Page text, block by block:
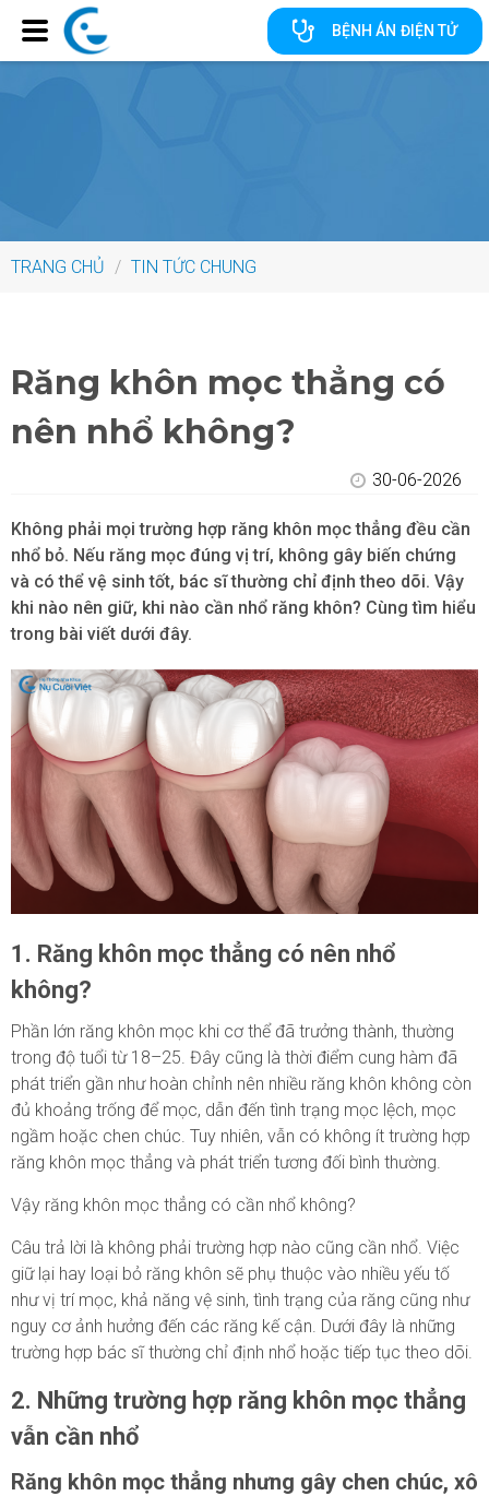
BỆNH ÁN ĐIỆN TỬ
TRANG CHỦ / TIN TỨC CHUNG
Răng khôn mọc thẳng có
nên nhổ không?
30-06-2026
Không phải mọi trường hợp răng khôn mọc thẳng đều cần
nhổ bỏ. Nếu răng mọc đúng vị trí, không gây biến chứng
và có thể vệ sinh tốt, bác sĩ thường chỉ định theo dõi. Vậy
khi nào nên giữ, khi nào cần nhổ răng khôn? Cùng tìm hiểu
trong bài viết dưới đây.
1. Răng khôn mọc thẳng có nên nhổ
không?
Phần lớn răng khôn mọc khi cơ thể đã trưởng thành, thường
trong độ tuổi từ 18–25. Đây cũng là thời điểm cung hàm đã
phát triển gần như hoàn chỉnh nên nhiều răng khôn không còn
đủ khoảng trống để mọc, dẫn đến tình trạng mọc lệch, mọc
ngầm hoặc chen chúc. Tuy nhiên, vẫn có không ít trường hợp
răng khôn mọc thẳng và phát triển tương đối bình thường.
Vậy răng khôn mọc thẳng có cần nhổ không?
Câu trả lời là không phải trường hợp nào cũng cần nhổ. Việc
giữ lại hay loại bỏ răng khôn sẽ phụ thuộc vào nhiều yếu tố
như vị trí mọc, khả năng vệ sinh, tình trạng của răng cũng như
nguy cơ ảnh hưởng đến các răng kế cận. Dưới đây là những
trường hợp bác sĩ thường chỉ định nhổ hoặc tiếp tục theo dõi.
2. Những trường hợp răng khôn mọc thẳng
vẫn cần nhổ
Răng khôn mọc thẳng nhưng gây chen chúc, xô